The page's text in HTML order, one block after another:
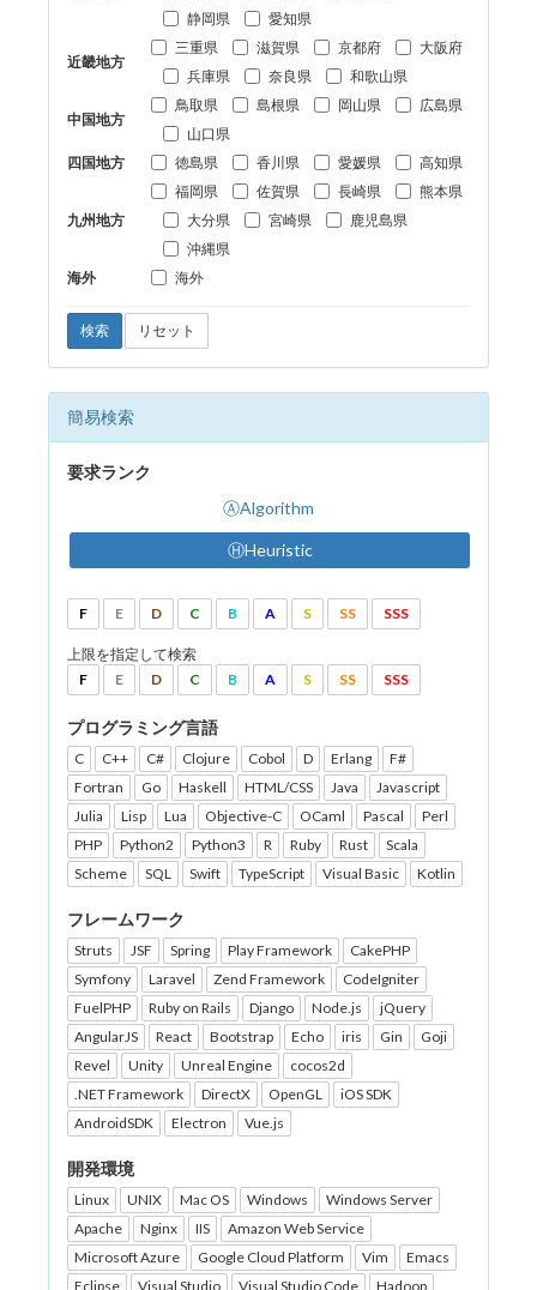
静岡県
愛知県
近畿地方
三重県 滋賀県 京都府
大阪府
兵庫県
奈良県 和歌山県
中国地方
鳥取県 島根県 岡山県
広島県
山口県
四国地方
徳島県 香川県 愛媛県 高知県
九州地方
福岡県 佐賀県 長崎県
熊本県
大分県
宮崎県
鹿児島県
沖縄県
海外
海外
検索 リセット
簡易検索
要求ランク
ⒶAlgorithm
ⒽHeuristic
F E D C B A S SS SSS
上限を指定して検索
F
E D C B A S SS SSS
プログラミング言語
C C++ C# Clojure Cobol D Erlang
F#
Fortran
Go Haskell HTML/CSS Java
Javascript
Julia
Lisp Lua Objective-C OCaml Pascal
Perl
PHP
Python2 Python3 R Ruby Rust
Scala
Scheme
SQL Swift TypeScript Visual Basic Kotlin
フレームワーク
Struts JSF Spring Play Framework
CakePHP
Symfony
Laravel Zend Framework
CodeIgniter
FuelPHP
Ruby on Rails Django Node.js
jQuery
AngularJS
React Bootstrap Echo iris Gin
Goji
Revel
Unity Unreal Engine
cocos2d
.NET Framework
DirectX OpenGL
iOS SDK
AndroidSDK
Electron Vue.js
開発環境
Linux UNIX Mac OS Windows
Windows Server
Apache
Nginx IIS
Amazon Web Service
Microsoft Azure
Google Cloud Platform Vim
Emacs
Eclipse
Visual Studio Visual Studio Code
Hadoop